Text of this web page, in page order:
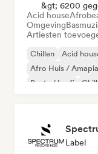
&gt; 6200
Acid house
Omgeving
Artiesten
Chillen Acid
Afro Huis /
Beats / Lo-fi
Chill
Label